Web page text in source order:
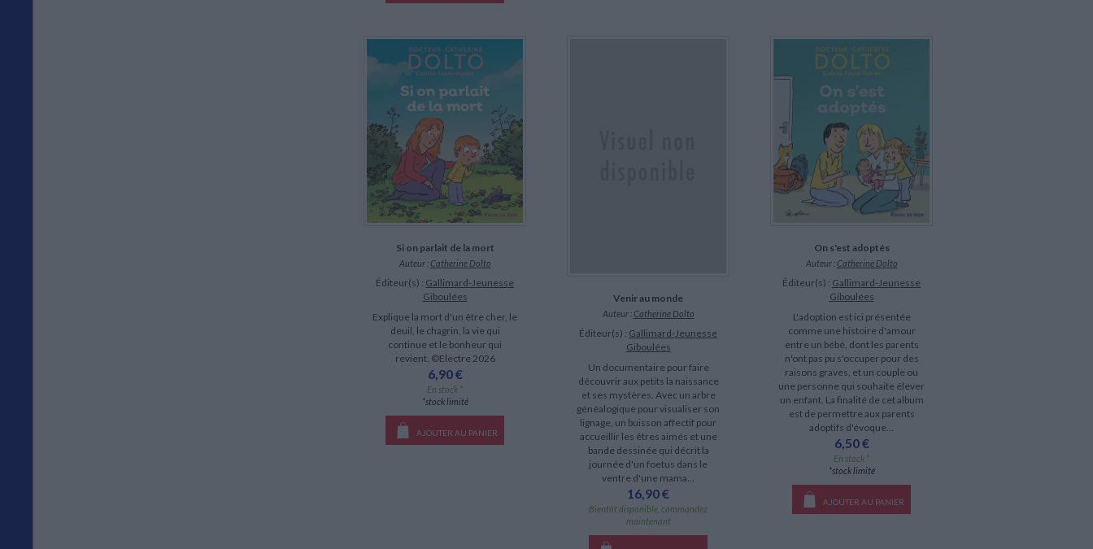
Si on parlait de la mort
Auteur : Catherine Dolto
Éditeur(s) : Gallimard-Jeunesse
Giboulées
Explique la mort d'un être cher, le
deuil, le chagrin, la vie qui
continue et le bonheur qui
revient. ©Electre 2026
6,90 €
En stock *
*stock limité
AJOUTER AU PANIER
Venir au monde
Auteur : Catherine Dolto
Éditeur(s) : Gallimard-Jeunesse
Giboulées
Un documentaire pour faire
découvrir aux petits la naissance
et ses mystères. Avec un arbre
généalogique pour visualiser son
lignage, un buisson affectif pour
accueillir les êtres aimés et une
bande dessinée qui décrit la
journée d'un foetus dans le
ventre d'une mama...
16,90 €
Bientôt disponible, commandez
maintenant
On s'est adoptés
Auteur : Catherine Dolto
Éditeur(s) : Gallimard-Jeunesse
Giboulées
L'adoption est ici présentée
comme une histoire d'amour
entre un bébé, dont les parents
n'ont pas pu s'occuper pour des
raisons graves, et un couple ou
une personne qui souhaite élever
un enfant. La finalité de cet album
est de permettre aux parents
adoptifs d'évoque...
6,50 €
En stock *
*stock limité
AJOUTER AU PANIER